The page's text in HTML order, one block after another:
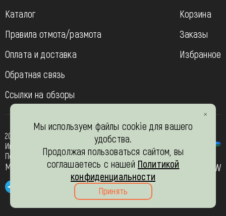
Каталог
Правила отмота/размота
Оплата и доставка
Обратная связь
Ссылки на обзоры
Корзина
Заказы
Избранное
2013-2026
Интернет- магазин “Вязь-шоп”
Политика конфиденциальности
Мы в соц. сетях JW
Мы используем файлы cookie для вашего
удобства.
Продолжая пользоваться сайтом, вы
соглашаетесь с нашей Политикой
конфиденциальности
Принять